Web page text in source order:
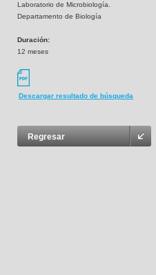
Laboratorio de Microbiología.
Departamento de Biología
Duración:
12 meses
Descargar resultado de búsqueda
Regresar